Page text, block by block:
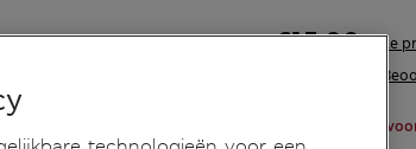
968
€15,00 Alle
Slaapkleding: 3